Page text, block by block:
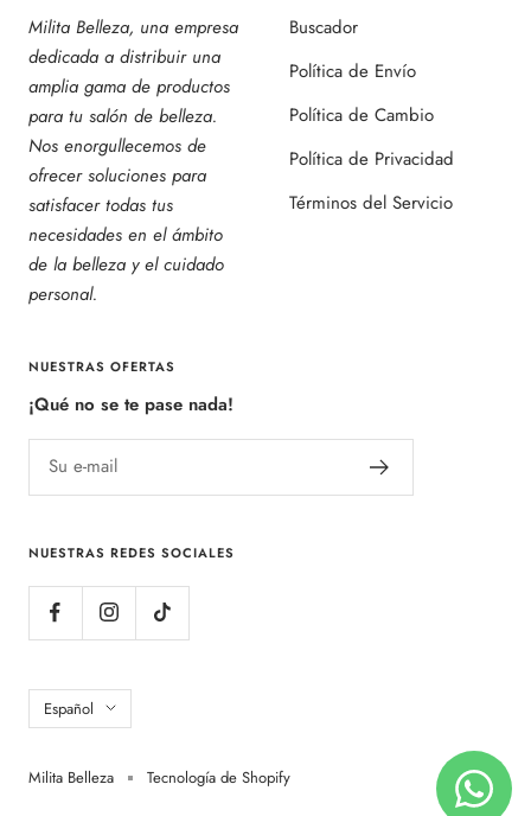
Milita Belleza, una empresa
dedicada a distribuir una
amplia gama de productos
para tu salón de belleza.
Nos enorgullecemos de
ofrecer soluciones para
satisfacer todas tus
necesidades en el ámbito
de la belleza y el cuidado
personal.
Buscador
Política de Envío
Política de Cambio
Política de Privacidad
Términos del Servicio
NUESTRAS OFERTAS
¡Qué no se te pase nada!
Su e-mail
NUESTRAS REDES SOCIALES
Idioma
Español
Milita Belleza Tecnología de Shopify